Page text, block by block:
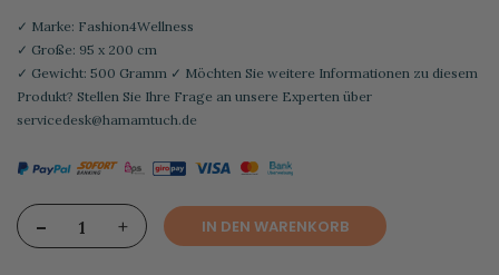
✓ Marke: Fashion4Wellness
✓ Große: 95 x 200 cm
✓ Gewicht: 500 Gramm ✓ Möchten Sie weitere Informationen zu diesem
Produkt? Stellen Sie Ihre Frage an unsere Experten über
servicedesk@hamamtuch.de
- + IN DEN WARENKORB